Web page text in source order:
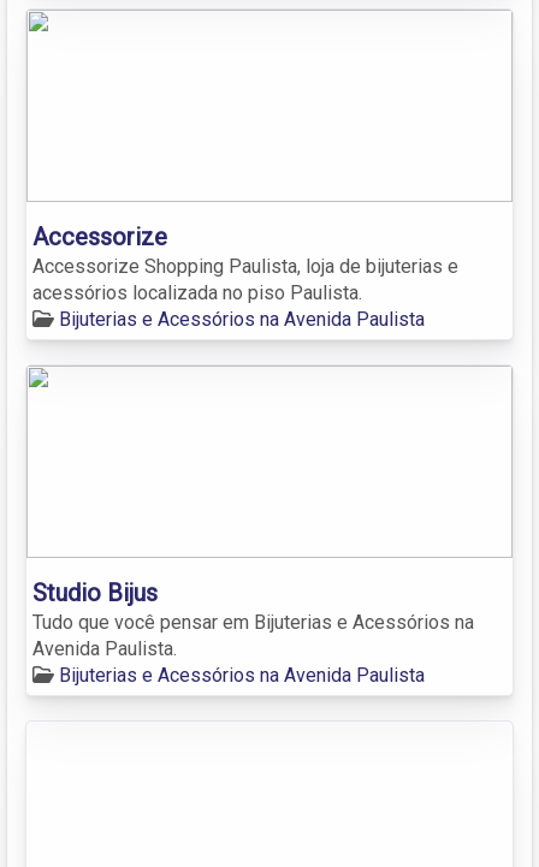
Accessorize
Accessorize Shopping Paulista, loja de bijuterias e
acessórios localizada no piso Paulista.
Bijuterias e Acessórios na Avenida Paulista
Studio Bijus
Tudo que você pensar em Bijuterias e Acessórios na
Avenida Paulista.
Bijuterias e Acessórios na Avenida Paulista